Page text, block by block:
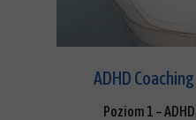
ADHD
Poziom 1 –